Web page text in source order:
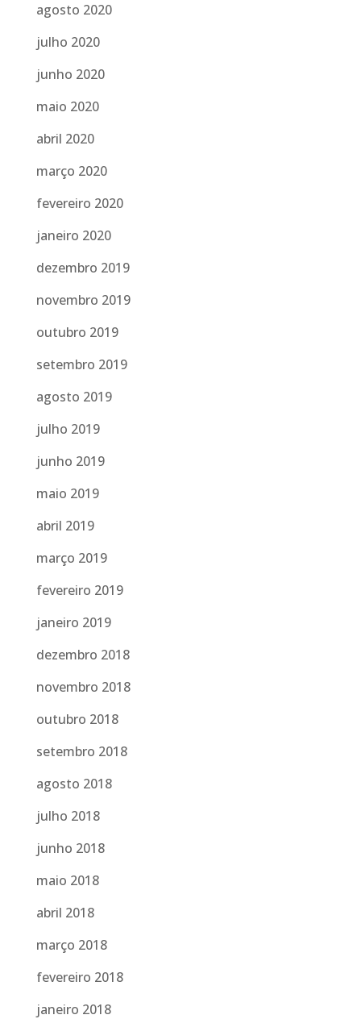
agosto 2020
julho 2020
junho 2020
maio 2020
abril 2020
março 2020
fevereiro 2020
janeiro 2020
dezembro 2019
novembro 2019
outubro 2019
setembro 2019
agosto 2019
julho 2019
junho 2019
maio 2019
abril 2019
março 2019
fevereiro 2019
janeiro 2019
dezembro 2018
novembro 2018
outubro 2018
setembro 2018
agosto 2018
julho 2018
junho 2018
maio 2018
abril 2018
março 2018
fevereiro 2018
janeiro 2018